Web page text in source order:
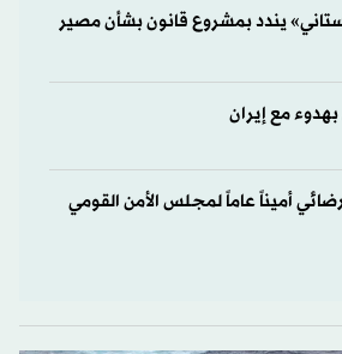
يندد بمشروع قانون بشأن مصير
مع إيران
أميناً عاماً لمجلس الأمن القومي